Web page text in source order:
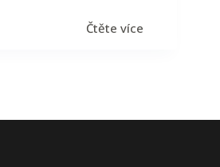
Čtěte více